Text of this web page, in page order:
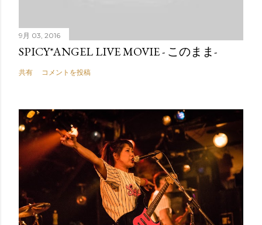
9月 03, 2016
SPICY*ANGEL LIVE MOVIE - このまま-
共有 コメントを投稿